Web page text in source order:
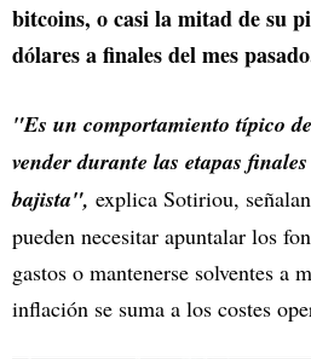
bitcoins, o casi la mitad de su
dólares a finales del mes
"Es un comportamiento típico
vender durante las etapas
bajista", explica Sotiriou,
pueden necesitar apuntalar los
gastos o mantenerse solventes a
inflación se suma a los costes